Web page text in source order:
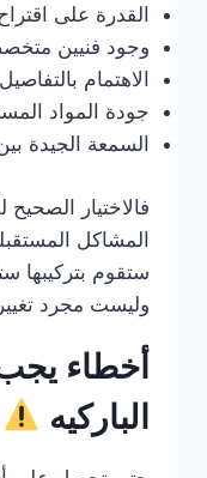
القدرة على
وجود فنيين
الاهتمام
جودة المواد
السمعة الجيدة
فالاختيار
المشاكل
ستقوم بتركيبها
وليست مجرد
أخطاء يجب
الباركيه